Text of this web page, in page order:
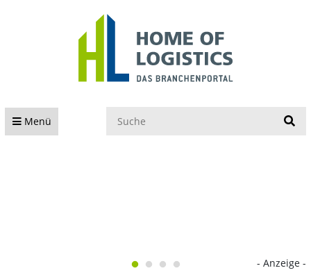
Menü
- Anzeige -